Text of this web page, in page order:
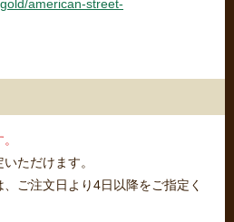
american-street-
ただけます。
ご注文日より4日以降をご指定く